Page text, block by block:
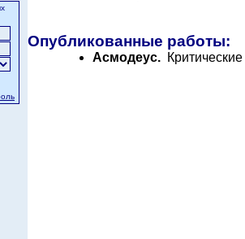
Опубликованные работы:
Асмодеус.